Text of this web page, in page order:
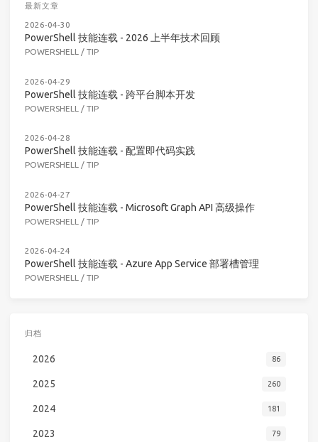
最新文章
2026-04-30
PowerShell 技能连载 - 2026 上半年技术回顾
POWERSHELL / TIP
2026-04-29
PowerShell 技能连载 - 跨平台脚本开发
POWERSHELL / TIP
2026-04-28
PowerShell 技能连载 - 配置即代码实践
POWERSHELL / TIP
2026-04-27
PowerShell 技能连载 - Microsoft Graph API 高级操作
POWERSHELL / TIP
2026-04-24
PowerShell 技能连载 - Azure App Service 部署槽管理
POWERSHELL / TIP
归档
2026 86
2025 260
2024 181
2023 79